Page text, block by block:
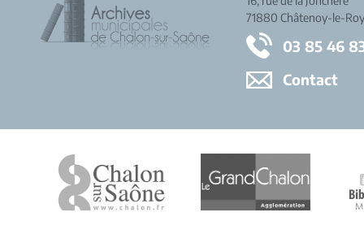
71880 Châtenoy-le-
03 85 46
Contact